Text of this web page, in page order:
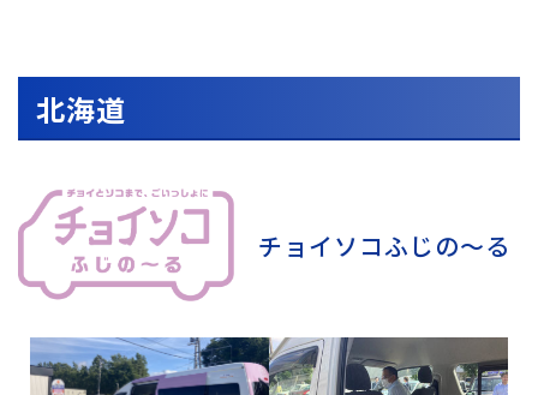
北海道
チョイソコふじの～る